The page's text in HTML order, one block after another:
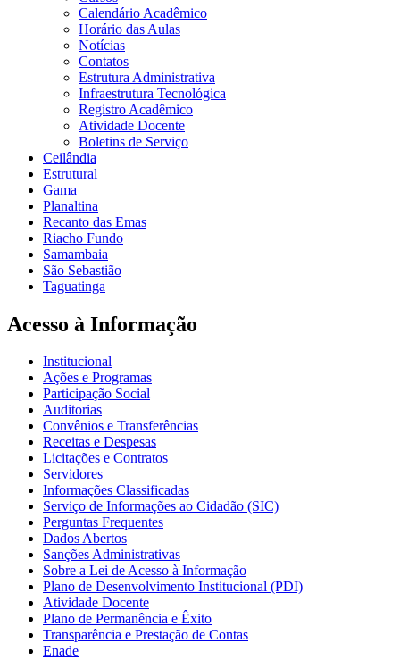
Calendário Acadêmico
Horário das Aulas
Notícias
Contatos
Estrutura Administrativa
Infraestrutura Tecnológica
Registro Acadêmico
Atividade Docente
Boletins de Serviço
Ceilândia
Estrutural
Gama
Planaltina
Recanto das Emas
Riacho Fundo
Samambaia
São Sebastião
Taguatinga
Acesso à Informação
Institucional
Ações e Programas
Participação Social
Auditorias
Convênios e Transferências
Receitas e Despesas
Licitações e Contratos
Servidores
Informações Classificadas
Serviço de Informações ao Cidadão (SIC)
Perguntas Frequentes
Dados Abertos
Sanções Administrativas
Sobre a Lei de Acesso à Informação
Plano de Desenvolvimento Institucional (PDI)
Atividade Docente
Plano de Permanência e Êxito
Transparência e Prestação de Contas
Enade